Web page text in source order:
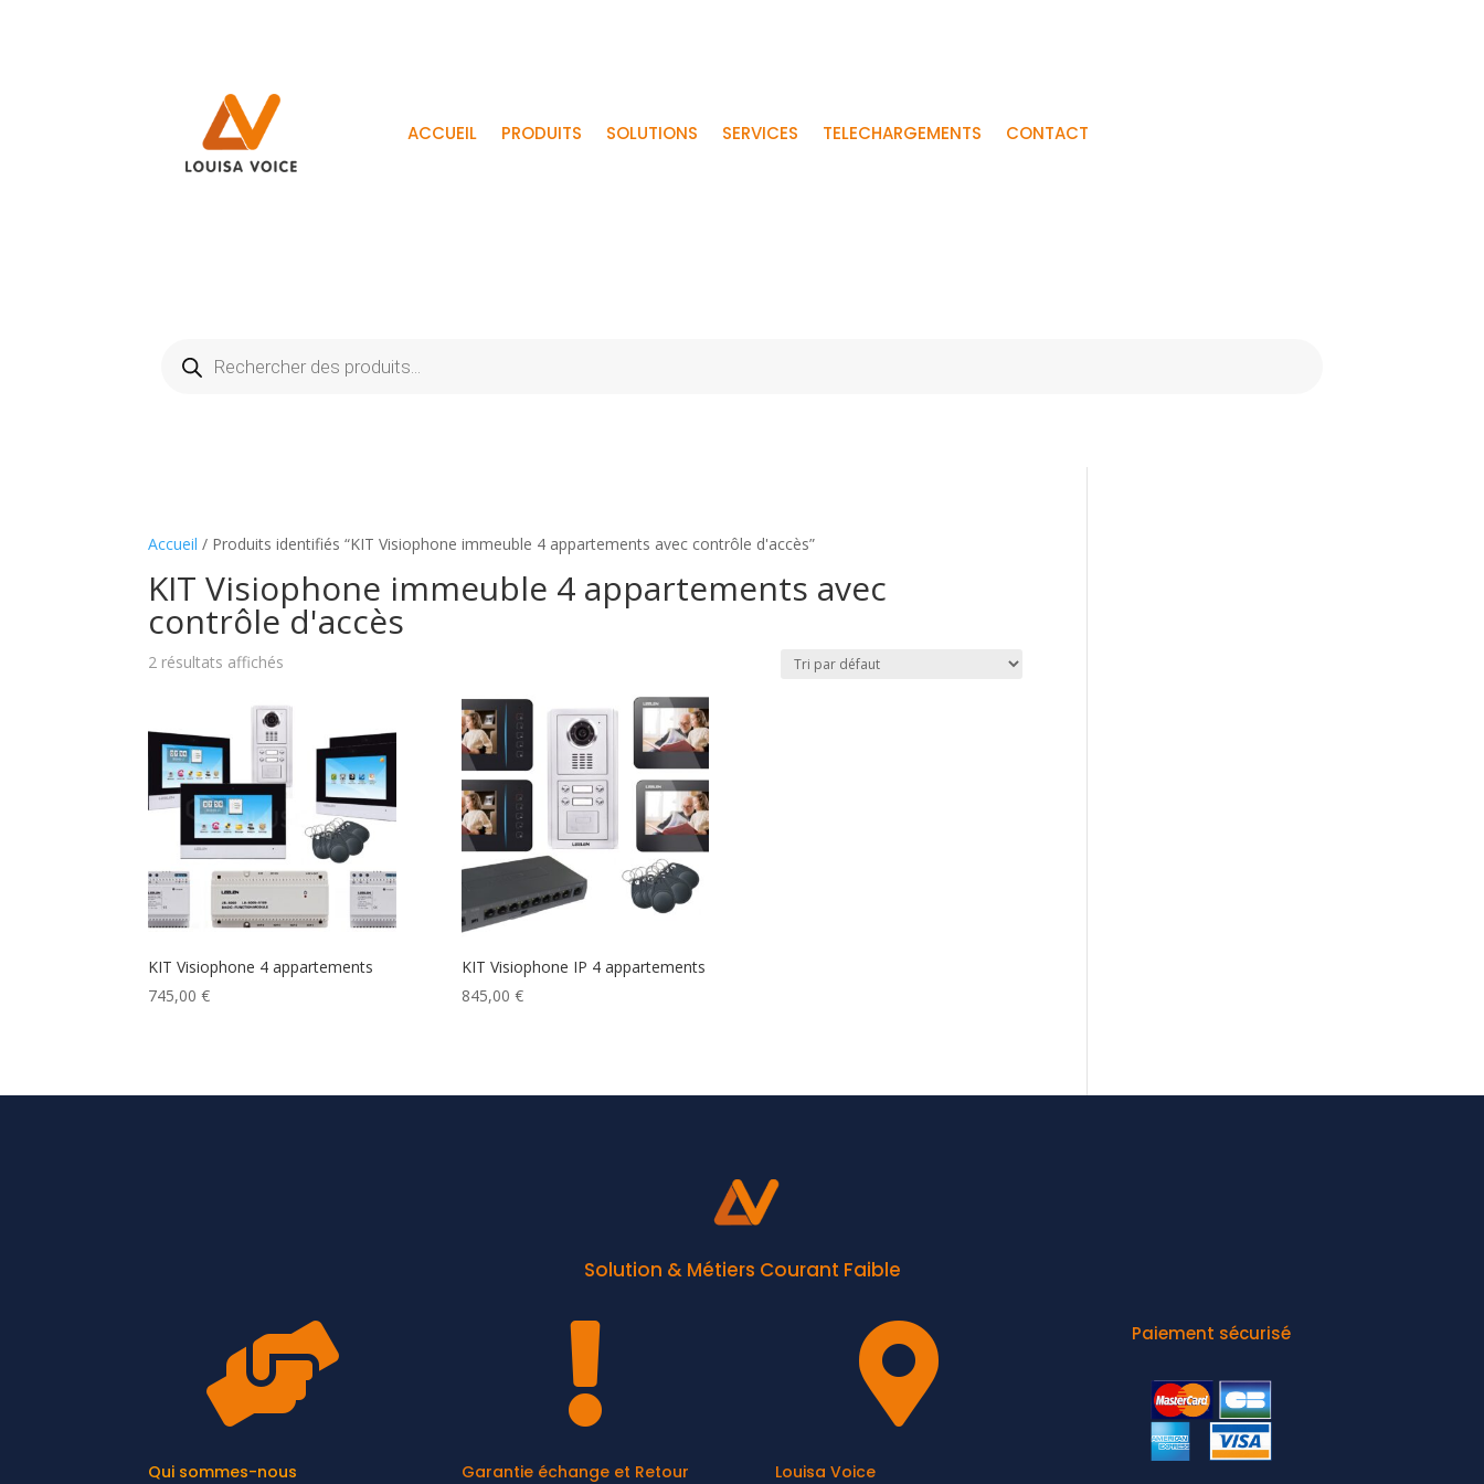
ACCUEIL PRODUITS SOLUTIONS SERVICES TELECHARGEMENTS CONTACT
produits
Accueil / Produits identifiés “KIT Visiophone immeuble 4 appartements avec contrôle d'accès”
KIT Visiophone immeuble 4 appartements avec
contrôle d'accès
2 résultats affichés
KIT Visiophone 4 appartements
745,00€
KIT Visiophone IP 4 appartements
845,00 €
Solution & Métiers Courant Faible

Qui sommes-nous

Garantie échange et Retour

Louisa Voice
Paiement sécurisé